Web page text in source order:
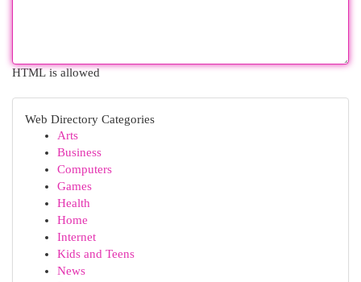
HTML is allowed
Web Directory Categories
Arts
Business
Computers
Games
Health
Home
Internet
Kids and Teens
News